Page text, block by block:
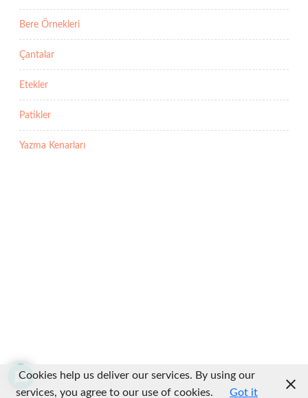
Bere Örnekleri
Çantalar
Etekler
Patikler
Yazma Kenarları
Cookies help us deliver our services. By using our
services, you agree to our use of cookies.
Got it